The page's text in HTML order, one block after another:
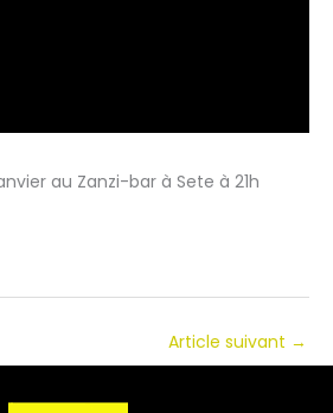
au Zanzi-bar à Sete à 21h
Article suivant →